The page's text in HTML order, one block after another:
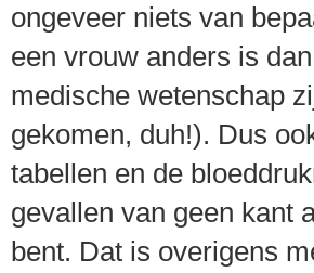
ongeveer niets van
een vrouw anders is
medische wetenschap
gekomen, duh!). Dus
tabellen en de
gevallen van geen kant
bent. Dat is overigens